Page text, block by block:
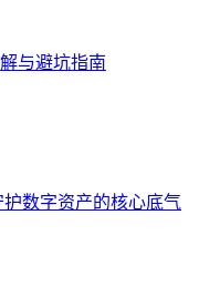
与避坑指南
数字资产的核心底气